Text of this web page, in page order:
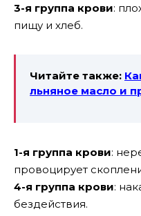
3-я группа крови:
пищу и хлеб.
Читайте также:
льняное масло и
1-я группа крови:
провоцирует
4-я группа крови:
бездействия.